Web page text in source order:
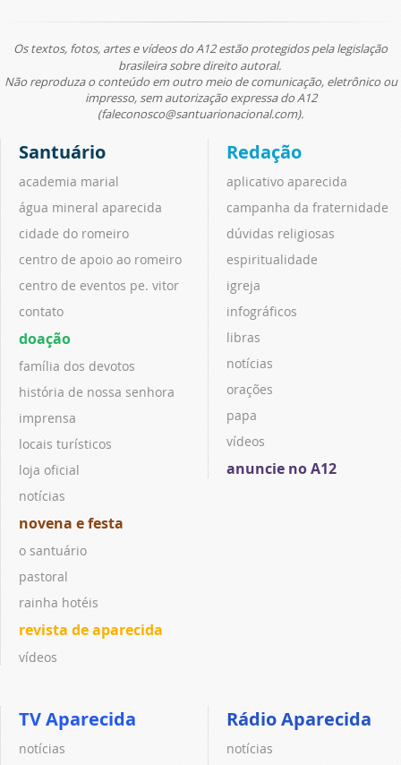
Os textos, fotos, artes e vídeos do A12 estão protegidos pela legislação
brasileira sobre direito autoral.
Não reproduza o conteúdo em outro meio de comunicação, eletrônico ou
impresso, sem autorização expressa do A12
(faleconosco@santuarionacional.com).
Santuário
academia marial
água mineral aparecida
cidade do romeiro
centro de apoio ao romeiro
centro de eventos pe. vitor
contato
doação
família dos devotos
história de nossa senhora
imprensa
locais turísticos
loja oficial
notícias
novena e festa
o santuário
pastoral
rainha hotéis
revista de aparecida
vídeos
Redação
aplicativo aparecida
campanha da fraternidade
dúvidas religiosas
espiritualidade
igreja
infográficos
libras
notícias
orações
papa
vídeos
anuncie no A12
TV Aparecida
notícias
Rádio Aparecida
notícias